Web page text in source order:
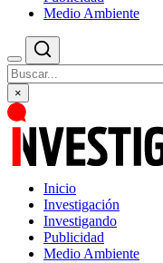
Medio Ambiente
×
Inicio
Investigación
Investigando
Publicidad
Medio Ambiente